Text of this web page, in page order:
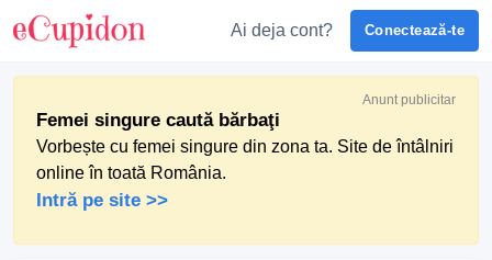
Ai deja cont? Conectează-te
Anunt publicitar
Femei singure caută bărbaţi
Vorbește cu femei singure din zona ta. Site de întâlniri
online în toată România.
Intră pe site >>